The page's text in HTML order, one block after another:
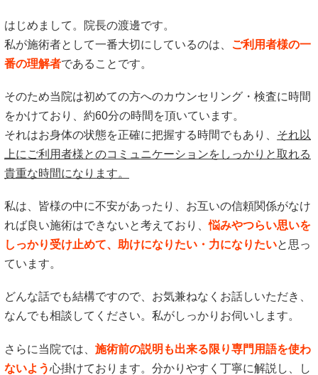
はじめまして。院長の渡邊です。
私が施術者として一番大切にしているのは、 ご利用者様の一
番の理解者であることです。
そのため当院は初めての方へのカウンセリング・検査に時間
をかけており、約60分の時間を頂いています。
それはお身体の状態を正確に把握する時間でもあり、 それ以
上にご利用者様とのコミュニケーションをしっかりと取れる
貴重な時間になります。
私は、皆様の中に不安があったり、お互いの信頼関係がなけ
れば良い施術はできないと考えており、悩みやつらい思いを
しっかり受け止めて、助けになりたい・力になりたいと思っ
ています。
どんな話でも結構ですので、お気兼ねなくお話しいただき、
なんでも相談してください。私がしっかりお伺いします。
さらに当院では、 施術前の説明も出来る限り専門用語を使わ
ないよう心掛けております。分かりやすく丁寧に解説し、し